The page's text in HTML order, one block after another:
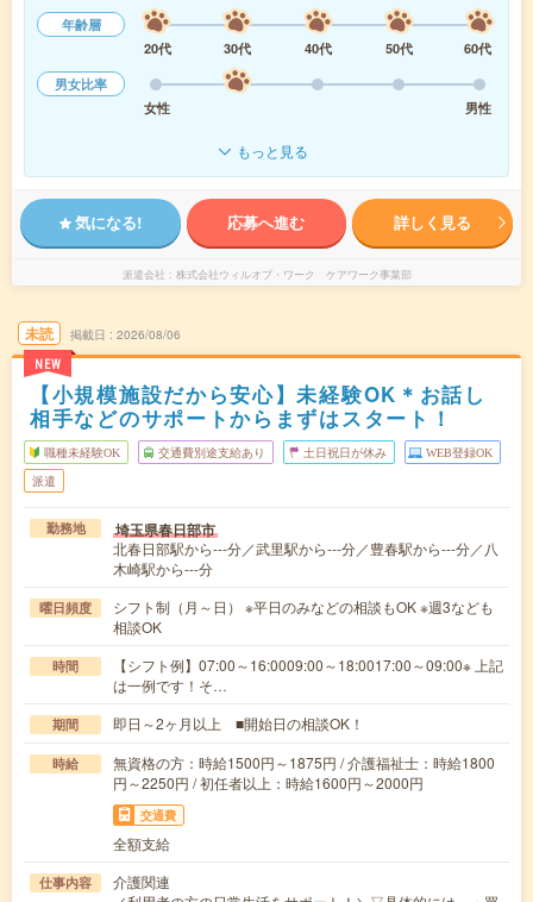
年齢層
20代
30代 40代 50代
60代
男女比率
女性
男性
もっと見る
気になる! 応募へ進む 詳しく見る
派遣会社 株式会社ウィルオブ・ワーク ケアワーク事業部
未読
NEW
掲載日 2026/08/06
【小規模施設だから安心】未経験OK＊お話し
相手などのサポートからまずはスタート！
職種未経験OK 交通費別途支給あり 土日祝日が休み WEB登録OK
派遣
勤務地 埼玉県春日部市
北春日部駅から---分／武里駅から---分／豊春駅から---分／八
木崎駅から---分
曜日頻度
シフト制（月～日） ※平日のみなどの相談もOK ※週3なども
相談OK
時間
【シフト例】07:00～16:0009:00～18:0017:00～09:00※ 上記
は一例です！そ…
期間 即日～2ヶ月以上 ■開始日の相談OK！
時給
無資格の方：時給1500円～1875円 / 介護福祉士：時給1800
円～2250円 / 初任者以上：時給1600円～2000円
交通費
全額支給
仕事内容
介護関連